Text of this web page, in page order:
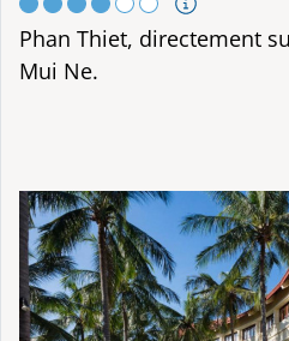
Phan Thiet, directement
Mui Ne.